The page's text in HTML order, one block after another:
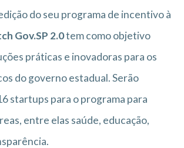
do seu programa de incentivo à
Gov.SP 2.0tem como objetivo
práticas e inovadoras para os
do governo estadual. Serão
startups para o programa para
entre elas saúde, educação,